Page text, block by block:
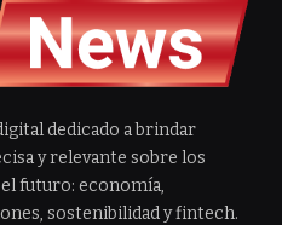
dedicado a brindar
y relevante sobre los
futuro: economía,
sostenibilidad y fintech.